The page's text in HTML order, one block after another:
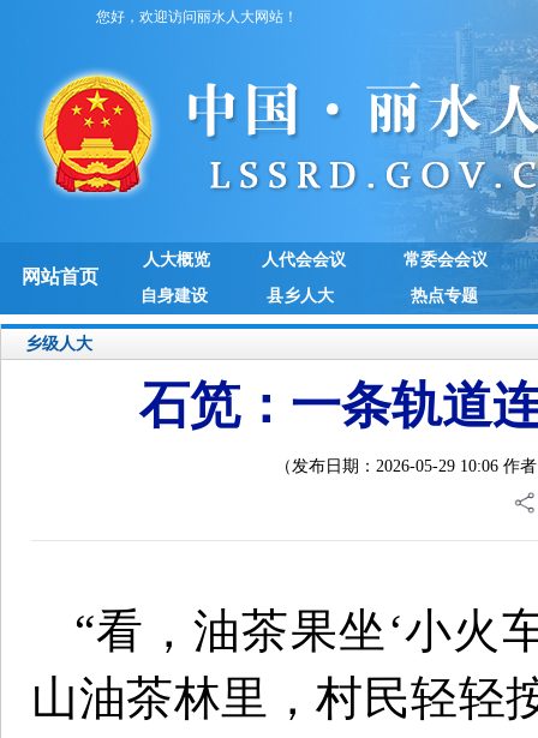
您好，欢迎访问丽水人大网站！
网站首页
人大概览 人代会会议
常委会会议
自身建设
县乡人大 热点专题
乡级人大
石笕：一条轨道
（发布日期：2026-05-29 10:06
“看，油茶果坐‘小火
山油茶林里，村民轻轻